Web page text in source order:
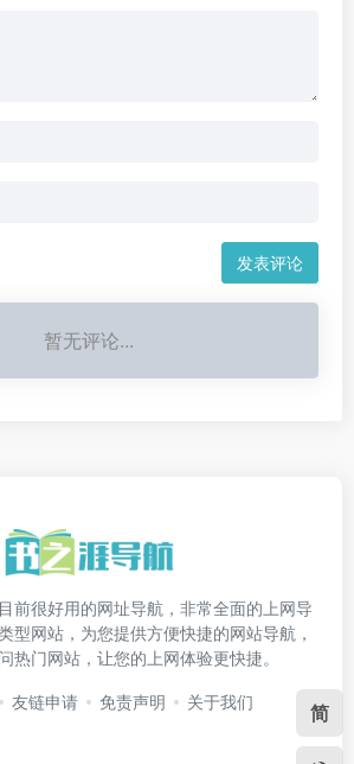
发表评论
暂无评论...
前很好用的网址导航，非常全面的上网导
型网站，为您提供方便快捷的网站导航，
热门网站，让您的上网体验更快捷。
友链申请 免责声明 关于我们 简